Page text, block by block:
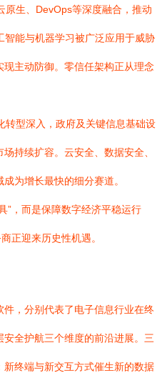
原生、DevOps等深度融合，推动
能与机器学习被广泛应用于威胁
主动防御。零信任架构正从理念
转型深入，政府及关键信息基础设
持续扩容。云安全、数据安全、
为增长最快的细分赛道。
”，而是保障数字经济平稳运行
正迎来历史性机遇。
，分别代表了电子信息行业在终
全护航三个维度的前沿进展。三
终端与新交互方式催生新的数据